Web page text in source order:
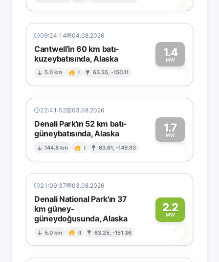
09:24:14 04.08.2026
Cantwell'in 60 km batı-
kuzeybatısında, Alaska
5.0 km I 63.55, -150.11
1.4
MW1
22:41:52 03.08.2026
Denali Park'ın 52 km batı-
güneybatısında, Alaska
144.8 km I 63.61, -149.93
1.7
MW1
21:09:37 03.08.2026
Denali National Park'ın 37
km güney-
güneydoğusunda, Alaska
5.0 km II 63.25, -151.36
2.2
MW
2